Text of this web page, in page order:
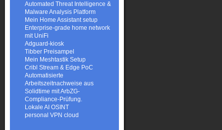
Automated Threat Intelligence &
Malware Analysis Platform
Mein Home Assistant setup
Enterprise-grade home network
mit UniFi
Adguard-kiosk
Tibber Preisampel
Mein Meshtastik Setup
Cribl Stream & Edge PoC
Automatisierte
Arbeitszeitnachweise aus
Solidtime mit ArbZG-
Compliance-Prüfung.
Lokale AI OSINT
personal VPN cloud